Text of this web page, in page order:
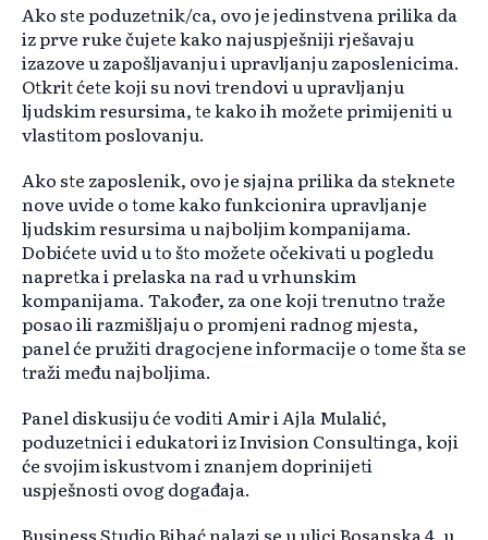
Ako ste poduzetnik/ca, ovo je jedinstvena prilika da
iz prve ruke čujete kako najuspješniji rješavaju
izazove u zapošljavanju i upravljanju zaposlenicima.
Otkrit ćete koji su novi trendovi u upravljanju
ljudskim resursima, te kako ih možete primijeniti u
vlastitom poslovanju.
Ako ste zaposlenik, ovo je sjajna prilika da steknete
nove uvide o tome kako funkcionira upravljanje
ljudskim resursima u najboljim kompanijama.
Dobićete uvid u to što možete očekivati u pogledu
napretka i prelaska na rad u vrhunskim
kompanijama. Također, za one koji trenutno traže
posao ili razmišljaju o promjeni radnog mjesta,
panel će pružiti dragocjene informacije o tome šta se
traži među najboljima.
Panel diskusiju će voditi Amir i Ajla Mulalić,
poduzetnici i edukatori iz Invision Consultinga, koji
će svojim iskustvom i znanjem doprinijeti
uspješnosti ovog događaja.